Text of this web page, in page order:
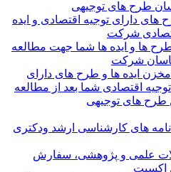
طرح های توجیهی
های دارای توجیه اقتصادی و ایده
شرکت
ها و ایده ها شما جهت مطالعه
شرکت
مخزن ایده ها و طرح های دارای
توجیه اقتصادی شما بعد از مطالعه
طرح های توجیهی
نامه های کارشناسی ارشد ودکتری
علمی و پژوهشی، سفارش